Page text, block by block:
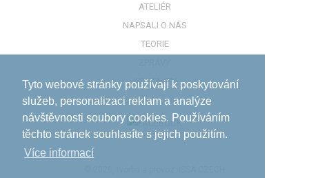
Tyto webové stránky používají k poskytování
služeb, personalizaci reklam a analýze
návštěvnosti soubory cookies. Používáním
těchto stránek souhlasíte s jejich použitím.
Více informací­
ATELIÉR
NAPSALI O NÁS
TEORIE
KONTAKTY